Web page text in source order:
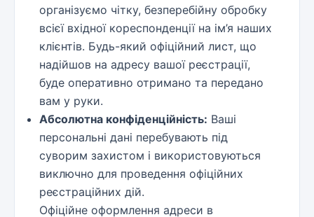
організуємо чітку, безперебійну обробку
всієї вхідної кореспонденції на ім’я наших
клієнтів. Будь-який офіційний лист, що
надійшов на адресу вашої реєстрації,
буде оперативно отримано та передано
вам у руки.
Абсолютна конфіденційність: Ваші
персональні дані перебувають під
суворим захистом і використовуються
виключно для проведення офіційних
реєстраційних дій.
Офіційне оформлення адреси в